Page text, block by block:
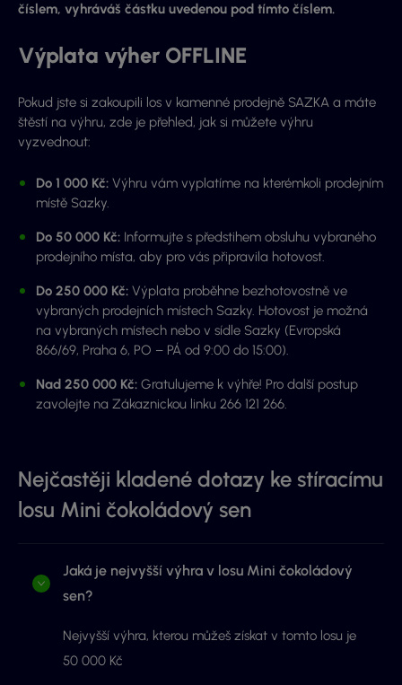
číslem, vyhráváš částku uvedenou pod tímto číslem.
Výplata výher OFFLINE
Pokud jste si zakoupili los v kamenné prodejně SAZKA a máte
štěstí na výhru, zde je přehled, jak si můžete výhru
vyzvednout:
Do 1 000 Kč: Výhru vám vyplatíme na kterémkoli prodejním
místě Sazky.
Do 50 000 Kč: Informujte s předstihem obsluhu vybraného
prodejního místa, aby pro vás připravila hotovost.
Do 250 000 Kč: Výplata proběhne bezhotovostně ve
vybraných prodejních místech Sazky. Hotovost je možná
na vybraných místech nebo v sídle Sazky (Evropská
866/69, Praha 6, PO – PÁ od 9:00 do 15:00).
Nad 250 000 Kč: Gratulujeme k výhře! Pro další postup
zavolejte na Zákaznickou linku 266 121 266.
Nejčastěji kladené dotazy ke stíracímu
losu Mini čokoládový sen
Jaká je nejvyšší výhra v losu Mini čokoládový
sen?
Nejvyšší výhra, kterou můžeš získat v tomto losu je
50 000 Kč